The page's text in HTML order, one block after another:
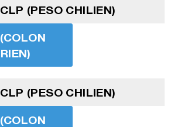
(PESO CHILIEN)
(PESO CHILIEN)